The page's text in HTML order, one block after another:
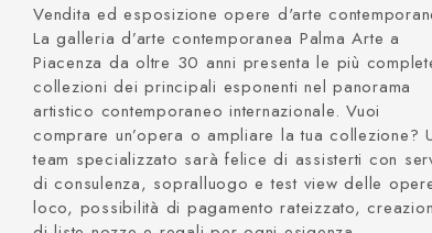
Vendita ed esposizione opere d'arte
La galleria d’arte contemporanea Palma Arte a
Piacenza da oltre 30 anni presenta le più
collezioni dei principali esponenti nel panorama
artistico contemporaneo internazionale. Vuoi
comprare un’opera o ampliare la tua collezione?
team specializzato sarà felice di assisterti con
di consulenza, sopralluogo e test view delle
loco, possibilità di pagamento rateizzato,